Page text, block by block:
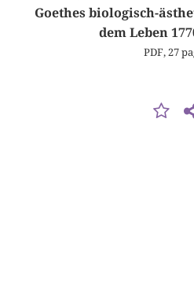
Goethes biologisch-
dem Leben
PDF, 27